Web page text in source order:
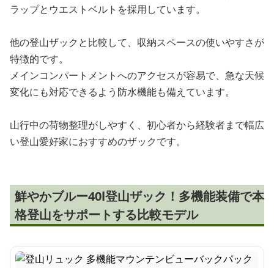
ラップとウエストベルトを採用しています。
他の登山ザックと比較して、収納スペースの使いやすさが
特徴的です。
メインコンパートメントへのアクセスが容易で、急な天候
変化にも対応できるよう防水機能も備えています。
山行中の荷物整理がしやすく、初心者から経験者まで幅広
い登山愛好家におすすめのザックです。
鮮やかブルー40l登山ザック！多機能装備で本
格登山をサポートする比較モデル